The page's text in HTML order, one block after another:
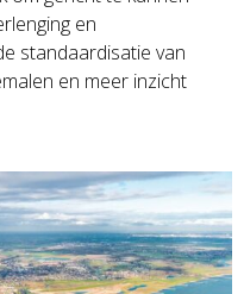
en
standaardisatie van
en meer inzicht